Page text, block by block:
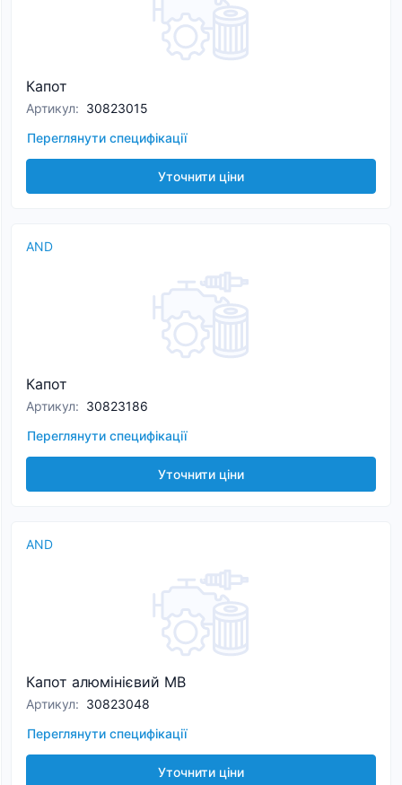
Капот
Артикул: 30823015
Переглянути специфікації
Уточнити ціни
AND
Капот
Артикул: 30823186
Переглянути специфікації
Уточнити ціни
AND
Капот алюмінієвий MB
Артикул: 30823048
Переглянути специфікації
Уточнити ціни